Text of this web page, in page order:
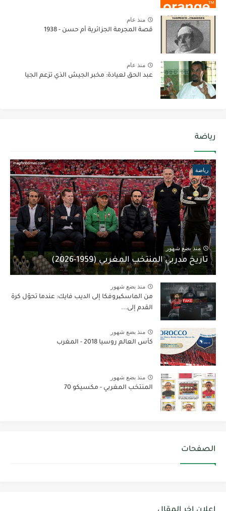
منذ عام
قصة المجرمة الجزائرية أم حسن - 1938
منذ عام
عبد الحق لعيادة: مخبر الجيش الذي تزعم الجيا
رياضة
رياضة
منذ بضع شهور
تاريخ مدربي المنتخب المغربي (1959-2026)
منذ بضع شهور
من الماسكیروفكا إلى الديب فايك: عندما تحوّل كرة
القدم إلى...
منذ بضع شهور
كأس العالم روسيا 2018 - المغرب
منذ بضع شهور
المنتخب المغربي - مكسيكو 70
الصفحات